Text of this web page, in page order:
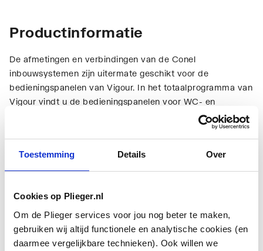
Toestemming Details Over
Cookies op Plieger.nl
Om de Plieger services voor jou nog beter te maken,
gebruiken wij altijd functionele en analytische cookies (en
daarmee vergelijkbare technieken). Ook willen we
Productinformatie
De afmetingen en verbindingen van de Conel
inbouwsystemen zijn uitermate geschikt voor de
bedieningspanelen van Vigour. In het totaalprogramma van
Vigour vindt u de bedieningspanelen voor WC- en
urinoirbediening met handbediening of infraroodsturing.
Van eenvoudig wit kunststof tot kleurrijke glaspanelen met
Technische informatie